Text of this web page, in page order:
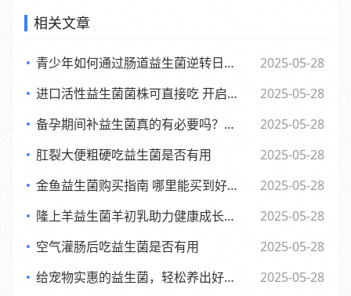
相关文章
青少年如何通过肠道益生菌逆转日常倦怠，活力满满每一天
2025-05-28
进口活性益生菌菌株可直接吃 开启健康新体验
2025-05-28
备孕期间补益生菌真的有必要吗？了解背后的和科学依据
2025-05-28
肛裂大便粗硬吃益生菌是否有用
2025-05-28
金鱼益生菌购买指南 哪里能买到好用又实惠的金鱼益生菌
2025-05-28
隆上羊益生菌羊初乳助力健康成长的全新探索与应用
2025-05-28
空气灌肠后吃益生菌是否有用
2025-05-28
给宠物实惠的益生菌，轻松养出好肚子，赶快来看看吧
2025-05-28